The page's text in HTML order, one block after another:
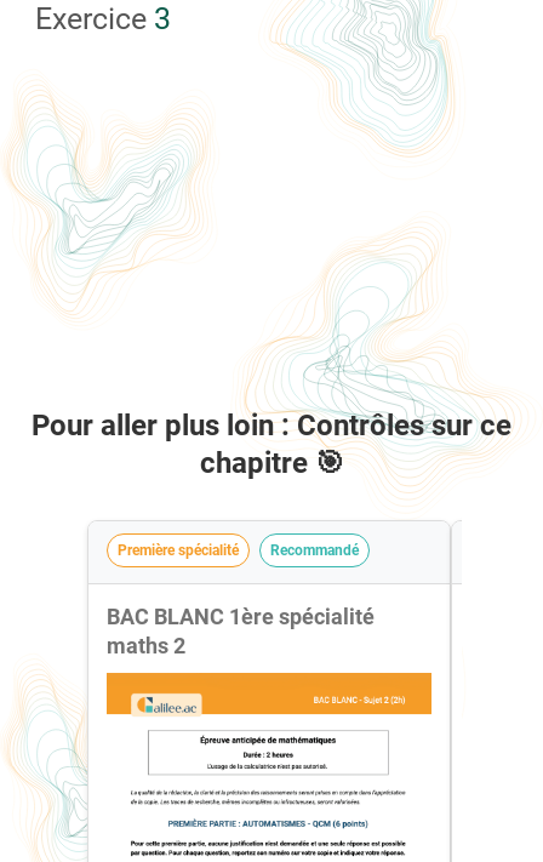
Exercice 3
Pour aller plus loin : Contrôles sur ce
chapitre 🎯
Première spécialité Recommandé
BAC BLANC 1ère spécialité
maths 2